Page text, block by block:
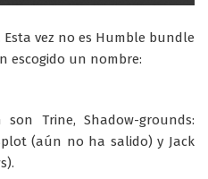
vez no es Humble bundle
escogido un nombre:
Trine, Shadow-grounds:
(aún no ha salido) y Jack